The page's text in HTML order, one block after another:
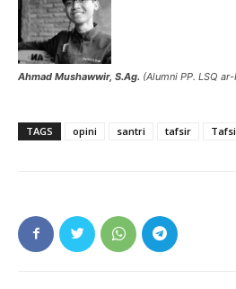
Ahmad Mushawwir, S.Ag. (Alumni PP. LSQ
TAGS opini santri tafsir